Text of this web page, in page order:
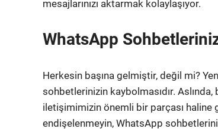
mesajlarınızı aktarmak kolaylaşıyor.
WhatsApp
Herkesin başına gelmiştir, değil mi?
sohbetlerinizin kaybolmasıdır.
iletişimimizin önemli bir parçası
endişelenmeyin, WhatsApp